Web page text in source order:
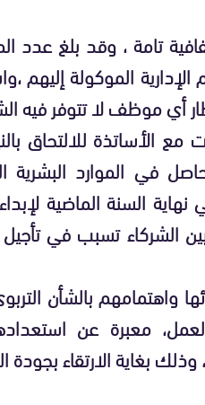
تامة ، وقد بلغ عدد
الإدارية الموكولة إليهم
إطار أي موظف لا تتوفر
الأساتذة للالتحاق
في الموارد البشرية
نهاية السنة الماضية
الشركاء تسبب في
واهتمامهم بالشأن
معبرة عن
بغاية الارتقاء بجودة